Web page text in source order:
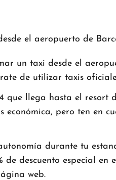
el aeropuerto de
un taxi desde el
de utilizar taxis
que llega hasta el resort
económica, pero ten
durante tu
descuento especial
web.